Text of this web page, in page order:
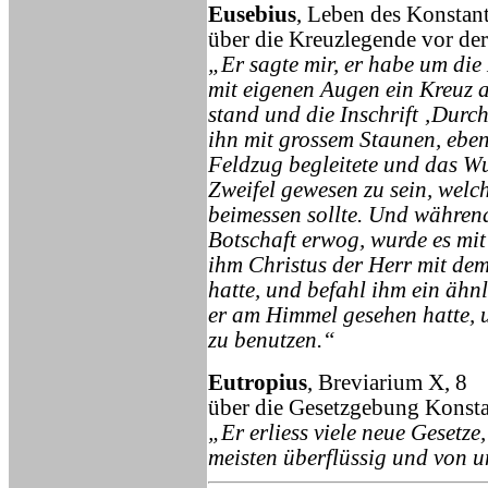
Eusebius, Leben des
über die Kreuzlegende vor
„Er sagte mir, er habe um
mit eigenen Augen ein Kreuz
stand und die Inschrift
ihn mit grossem Staunen,
Feldzug begleitete und das
Zweifel gewesen zu sein,
beimessen sollte. Und
Botschaft erwog, wurde es
ihm Christus der Herr mit
hatte, und befahl ihm ein
er am Himmel gesehen
zu benutzen.“
Eutropius, Breviarium X, 8
über die Gesetzgebung
„Er erliess viele neue
meisten überflüssig und von